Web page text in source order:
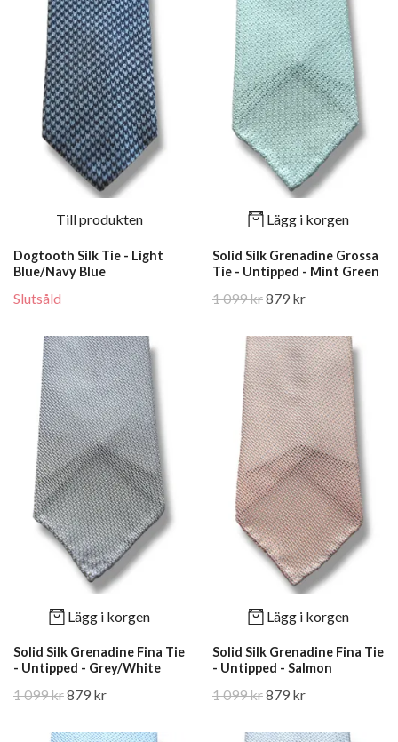
Till produkten
Dogtooth Silk Tie - Light
Blue/Navy Blue
Slutsåld
Lägg i korgen
Solid Silk Grenadine Grossa
Tie - Untipped - Mint Green
1 099 kr879 kr
Lägg i korgen
Solid Silk Grenadine Fina Tie
- Untipped - Grey/White
1 099 kr879 kr
Lägg i korgen
Solid Silk Grenadine Fina Tie
- Untipped - Salmon
1 099 kr879 kr